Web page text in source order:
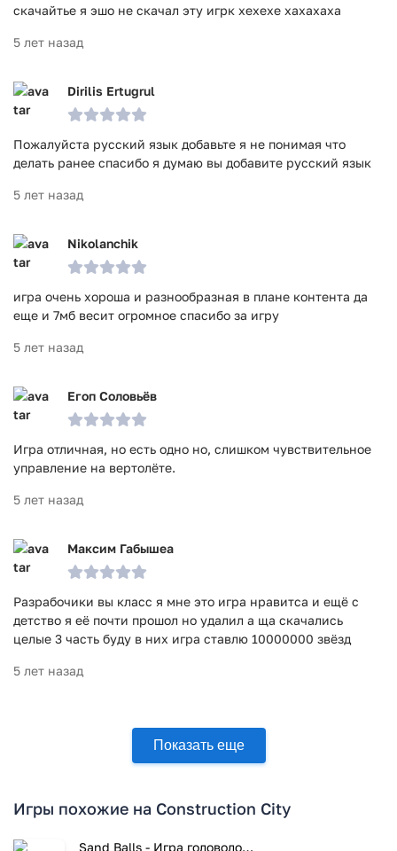
скачайтье я эшо не скачал эту игрк хехехе хахахаха
5 лет назад
Dirilis Ertugrul
Пожалуйста русский язык добавьте я не понимая что
делать ранее спасибо я думаю вы добавите русский язык
5 лет назад
Nikolanchik
игра очень хороша и разнообразная в плане контента да
еще и 7мб весит огромное спасибо за игру
5 лет назад
Егоп Соловьёв
Игра отличная, но есть одно но, слишком чувствительное
управление на вертолёте.
5 лет назад
Максим Габышеа
Разрабочики вы класс я мне это игра нравитса и ещё с
детство я её почти прошол но удалил а ща скачались
целые 3 часть буду в них игра ставлю 10000000 звёзд
5 лет назад
Показать еще
Игры похожие на Construction City
Sand Balls - Игра головоломка